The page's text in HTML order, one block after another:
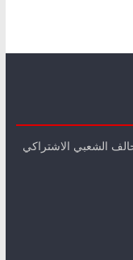
الشعبي الاشتراكي